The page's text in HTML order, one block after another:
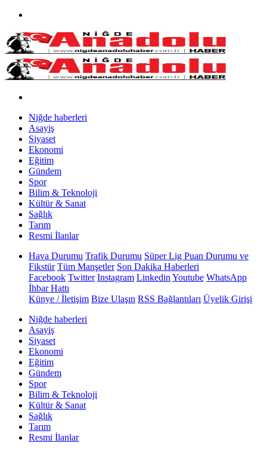
Niğde haberleri
Asayiş
Siyaset
Ekonomi
Eğitim
Gündem
Spor
Bilim & Teknoloji
Kültür & Sanat
Sağlık
Tarım
Resmi İlanlar
Hava Durumu Trafik Durumu Süper Lig Puan Durumu ve
Fikstür Tüm Manşetler Son Dakika Haberleri
Facebook Twitter Instagram Linkedin Youtube WhatsApp
İhbar Hattı
Künye / İletişim Bize Ulaşın RSS Bağlantıları Üyelik Girişi
Niğde haberleri
Asayiş
Siyaset
Ekonomi
Eğitim
Gündem
Spor
Bilim & Teknoloji
Kültür & Sanat
Sağlık
Tarım
Resmi İlanlar